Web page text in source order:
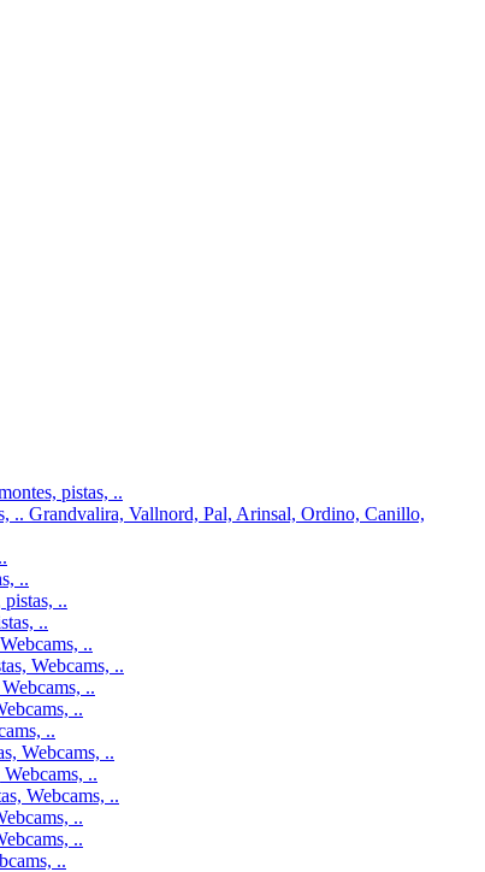
pistas, ..
.. Grandvalira, Vallnord, Pal, Arinsal, Ordino, Canillo,
..
..
..
..
Webcams, ..
..
..
..
Webcams, ..
..
Webcams, ..
..
..
..